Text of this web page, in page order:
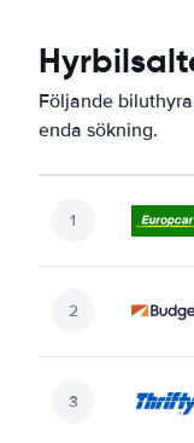
Följande
enda sökning.